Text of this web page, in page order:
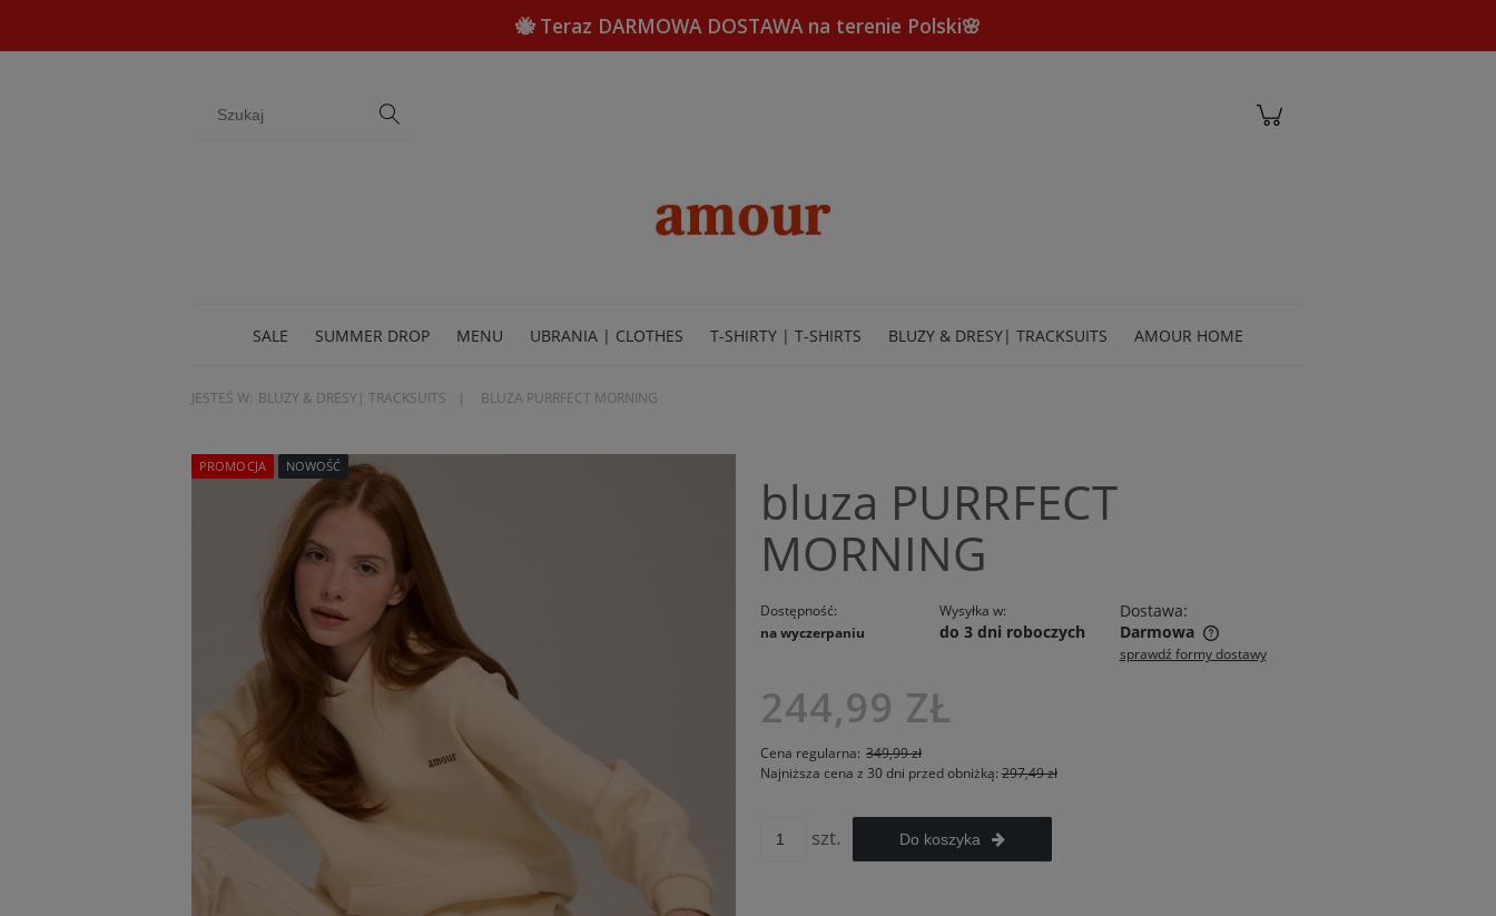
🐝 Teraz DARMOWA DOSTAWA na terenie Polski🌸
SALE SUMMER DROP MENU UBRANIA | CLOTHES T-SHIRTY | T-SHIRTS BLUZY & DRESY| TRACKSUITS AMOUR HOME
BIŻUTERIA | JEWELRY STRONA GŁÓWNA | HOME
JESTEŚ W: BLUZY & DRESY| TRACKSUITS BLUZA PURRFECT MORNING
PROMOCJA NOWOŚĆ
bluza PURRFECT
MORNING
Dostępność:
na wyczerpaniu
Wysyłka w:
do 3 dni roboczych
Dostawa:
Darmowa
kosztów płatności
sprawdź formy dostawy
244,99 ZŁ
Cena regularna: 349,99 zł
Najniższa cena z 30 dni przed obniżką:297,49 zł
szt. Do koszyka